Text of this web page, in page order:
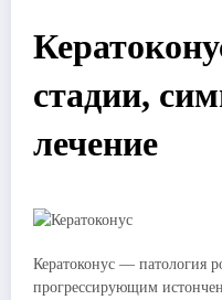
стадии,
лечение
Кератоконус ― патология
прогрессирующим